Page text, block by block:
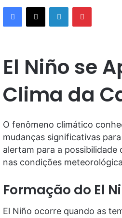
Facebook
X LinkedinPinterest
El Niño se
Clima da
O fenômeno climático
mudanças significativas
alertam para a possibilidade
nas condições
Formação do El
El Niño ocorre quando as